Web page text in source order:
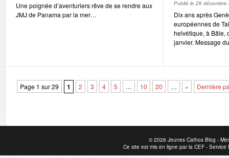
Une poignée d’aventuriers rêve de se rendre aux
JMJ de Panama par la mer…
Publié le 26 décembre
Dix ans après
européennes de
helvétique, à Bâle,
janvier. Message
Page 1 sur 29 1 2 3 4 5 … 10 20 … » Dernière
© 2026Jeunes Cathos Blog-
Ce site est mis en ligne par laCEF-Service